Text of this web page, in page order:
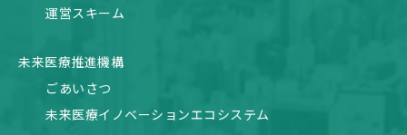
運営スキーム
未来医療推進機構
ごあいさつ
未来医療イノベーションエコシステム